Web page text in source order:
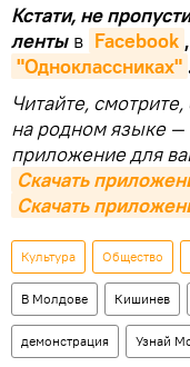
Кстати, не
ленты в Facebook ,
"Одноклассниках"
Читайте,
на родном языке —
приложение для
Скачать
Скачать
Культура Общество
В Молдове Кишинев
демонстрация Узнай